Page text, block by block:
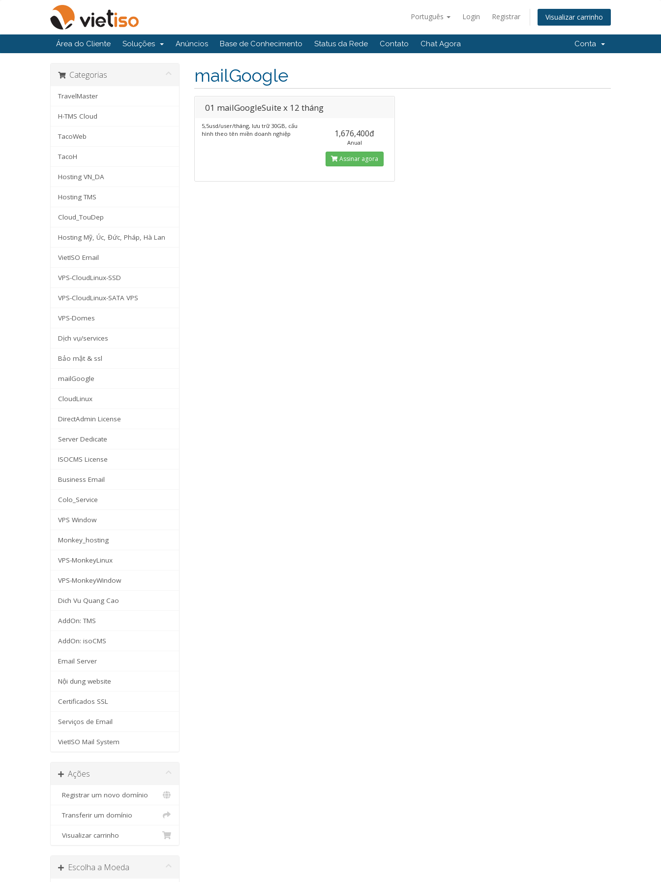
Português Login Registrar Visualizar carrinho
Área do Cliente Soluções Anúncios Base de Conhecimento Status da Rede Contato Chat Agora Conta
Categorias
TravelMaster
H-TMS Cloud
TacoWeb
TacoH
Hosting VN_DA
Hosting TMS
Cloud_TouDep
Hosting Mỹ, Úc, Đức, Pháp, Hà Lan
VietISO Email
VPS-CloudLinux-SSD
VPS-CloudLinux-SATA VPS
VPS-Domes
Dịch vụ/services
Bảo mật & ssl
mailGoogle
CloudLinux
DirectAdmin License
Server Dedicate
ISOCMS License
Business Email
Colo_Service
VPS Window
Monkey_hosting
VPS-MonkeyLinux
VPS-MonkeyWindow
Dich Vu Quang Cao
AddOn: TMS
AddOn: isoCMS
Email Server
Nội dung website
Certificados SSL
Serviços de Email
VietISO Mail System
Ações
Registrar um novo domínio
Transferir um domínio
Visualizar carrinho
Escolha a Moeda
mailGoogle
01 mailGoogleSuite x 12 tháng
5,5usd/user/tháng, lưu trữ 30GB, cấu
hình theo tên miền doanh nghiệp
1,676,400đ
Anual
Assinar agora